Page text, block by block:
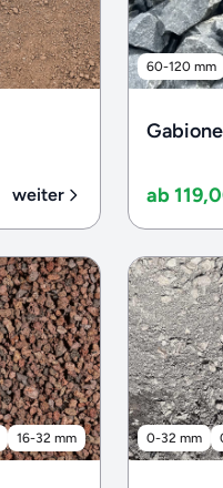
weiter
60-120 mm
ab
16-32 mm 0-32 mm